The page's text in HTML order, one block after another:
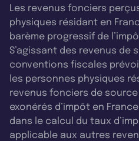
Les revenus fonciers
physiques résidant en
barème progressif de
S’agissant des revenus de
conventions fiscales
les personnes physiques
revenus fonciers de
exonérés d’impôt en
dans le calcul du taux
applicable aux autres